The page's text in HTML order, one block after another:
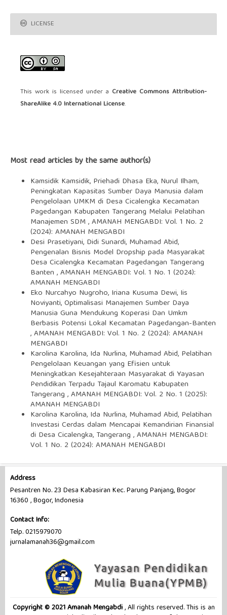
LICENSE
This work is licensed under a Creative Commons Attribution-
ShareAlike 4.0 International License.
Most read articles by the same author(s)
Kamsidik Kamsidik, Priehadi Dhasa Eka, Nurul Ilham,
Peningkatan Kapasitas Sumber Daya Manusia dalam
Pengelolaan UMKM di Desa Cicalengka Kecamatan
Pagedangan Kabupaten Tangerang Melalui Pelatihan
Manajemen SDM,AMANAH MENGABDI: Vol. 1 No. 2
(2024): AMANAH MENGABDI
Desi Prasetiyani, Didi Sunardi, Muhamad Abid,
Pengenalan Bisnis Model Dropship pada Masyarakat
Desa Cicalengka Kecamatan Pagedangan Tangerang
Banten ,AMANAH MENGABDI: Vol. 1 No. 1 (2024):
AMANAH MENGABDI
Eko Nurcahyo Nugroho, Iriana Kusuma Dewi, Iis
Noviyanti,Optimalisasi Manajemen Sumber Daya
Manusia Guna Mendukung Koperasi Dan Umkm
Berbasis Potensi Lokal Kecamatan Pagedangan-Banten
,AMANAH MENGABDI: Vol. 1 No. 2 (2024): AMANAH
MENGABDI
Karolina Karolina, Ida Nurlina, Muhamad Abid, Pelatihan
Pengelolaan Keuangan yang Efisien untuk
Meningkatkan Kesejahteraan Masyarakat di Yayasan
Pendidikan Terpadu Tajaul Karomatu Kabupaten
Tangerang ,AMANAH MENGABDI: Vol. 2 No. 1 (2025):
AMANAH MENGABDI
Karolina Karolina, Ida Nurlina, Muhamad Abid, Pelatihan
Investasi Cerdas dalam Mencapai Kemandirian Finansial
di Desa Cicalengka, Tangerang ,AMANAH MENGABDI:
Vol. 1 No. 2 (2024): AMANAH MENGABDI
Address
Pesantren No. 23 Desa Kabasiran Kec. Parung Panjang, Bogor
16360 , Bogor, Indonesia
Contact Info:
Telp. 0215979070
jurnalamanah36@gmail.com
Copyright © 2021 Amanah Mengabdi, All rights reserved. This is an